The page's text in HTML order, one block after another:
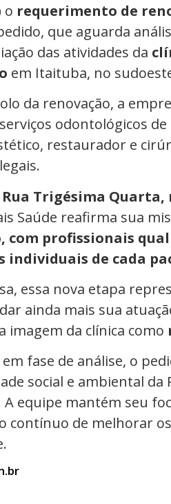
o requerimento de
que aguarda
das atividades da
em Itaituba, no
da renovação, a
odontológicos
restaurador e
Rua Trigésima Quarta,
Saúde reafirma sua
com profissionais
individuais de cada
essa nova etapa
ainda mais sua
imagem da clínica como
fase de análise, o
social e ambiental da
equipe mantém seu
contínuo de melhorar